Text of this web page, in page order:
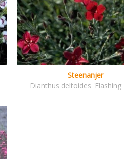
Steenanjer
Dianthus deltoides 'Flashing